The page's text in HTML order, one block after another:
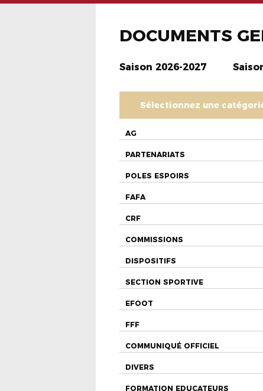
DOCUMENTS
Saison 2026-2027
Sélectionnez une
AG
PARTENARIATS
POLES ESPOIRS
FAFA
CRF
COMMISSIONS
DISPOSITIFS
SECTION SPORTIVE
EFOOT
FFF
COMMUNIQUÉ OFFICIEL
DIVERS
FORMATION EDUCATEURS